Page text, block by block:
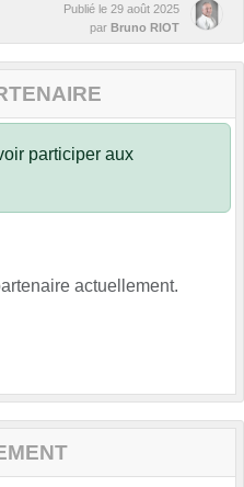
Publié le 29 août 2025
par Bruno RIOT
participer aux
actuellement.